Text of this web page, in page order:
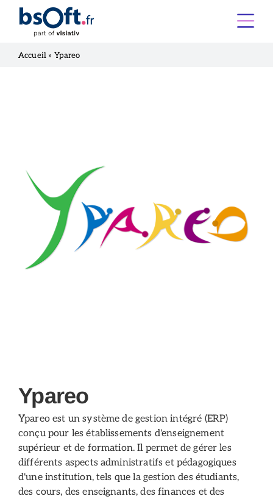
Accueil » Ypareo
Ypareo
Ypareo est un système de gestion intégré (ERP)
conçu pour les établissements d'enseignement
supérieur et de formation. Il permet de gérer les
différents aspects administratifs et pédagogiques
d'une institution, tels que la gestion des étudiants,
des cours, des enseignants, des finances et des